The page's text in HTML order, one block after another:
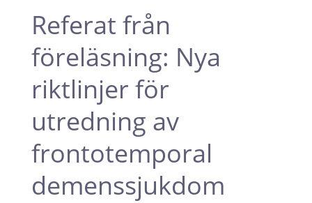
Referat från
föreläsning: Nya
riktlinjer för
utredning av
frontotemporal
demenssjukdom